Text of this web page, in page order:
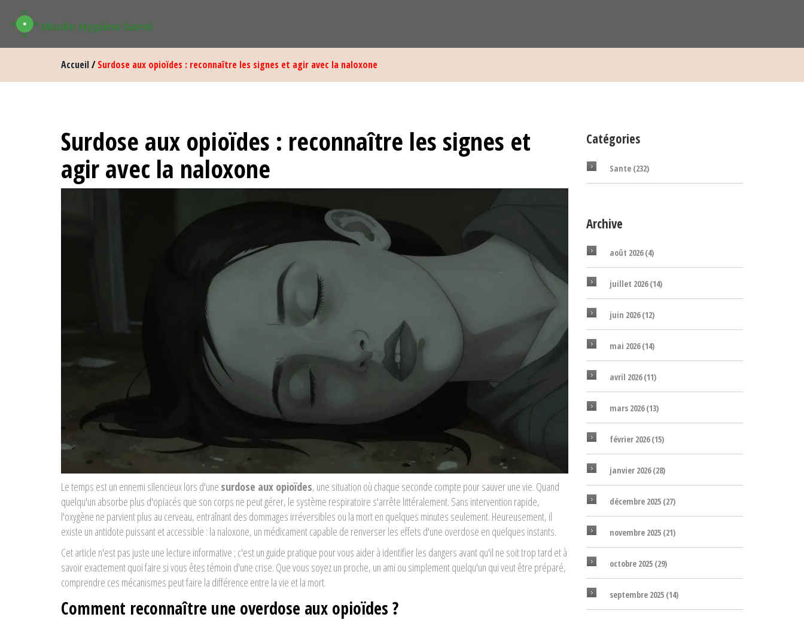
Accueil/Surdose aux opioïdes : reconnaître les signes et agir avec la naloxone
Surdose aux opioïdes : reconnaître les signes et
agir avec la naloxone
Le temps est un ennemi silencieux lors d'une surdose aux opioïdes, une situation où chaque seconde compte pour sauver une vie. Quand
quelqu'un absorbe plus d'opiacés que son corps ne peut gérer, le système respiratoire s'arrête littéralement. Sans intervention rapide,
l'oxygène ne parvient plus au cerveau, entraînant des dommages irréversibles ou la mort en quelques minutes seulement. Heureusement, il
existe un antidote puissant et accessible : la naloxone, un médicament capable de renverser les effets d'une overdose en quelques instants.
Cet article n'est pas juste une lecture informative ; c'est un guide pratique pour vous aider à identifier les dangers avant qu'il ne soit trop tard et à
savoir exactement quoi faire si vous êtes témoin d'une crise. Que vous soyez un proche, un ami ou simplement quelqu'un qui veut être préparé,
comprendre ces mécanismes peut faire la différence entre la vie et la mort.
Comment reconnaître une overdose aux opioïdes ?
Catégories
Sante (232)
Archive
août 2026(4)
juillet 2026(14)
juin 2026(12)
mai 2026(14)
avril 2026(11)
mars 2026(13)
février 2026(15)
janvier 2026(28)
décembre 2025 (27)
novembre 2025 (21)
octobre 2025 (29)
septembre 2025 (14)